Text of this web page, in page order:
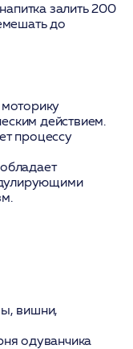
залить 200
до
действием.
процессу
вишни,
одуванчика